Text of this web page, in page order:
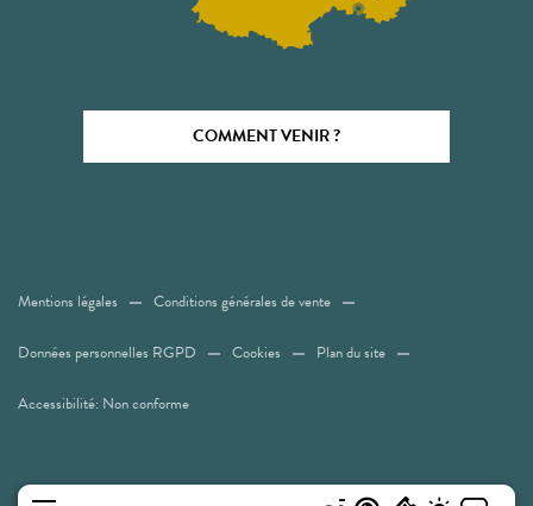
COMMENT VENIR ?
Mentions légales Conditions générales de vente
Données personnelles RGPD Cookies Plan du site
Accessibilité: Non conforme